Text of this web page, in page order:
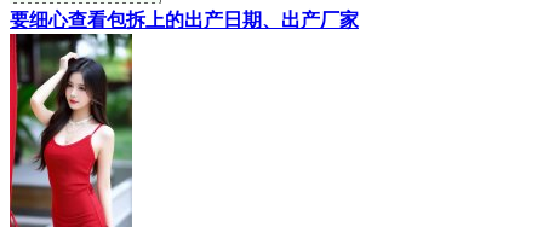
要细心查看包拆上的出产日期、出产厂家